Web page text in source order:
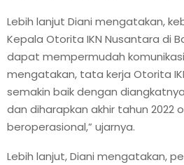
Lebih lanjut Diani mengatakan,
Kepala Otorita IKN Nusantara di
dapat mempermudah
mengatakan, tata kerja Otorita
semakin baik dengan
dan diharapkan akhir tahun 2022
beroperasional,” ujarnya.
Lebih lanjut, Diani mengatakan,